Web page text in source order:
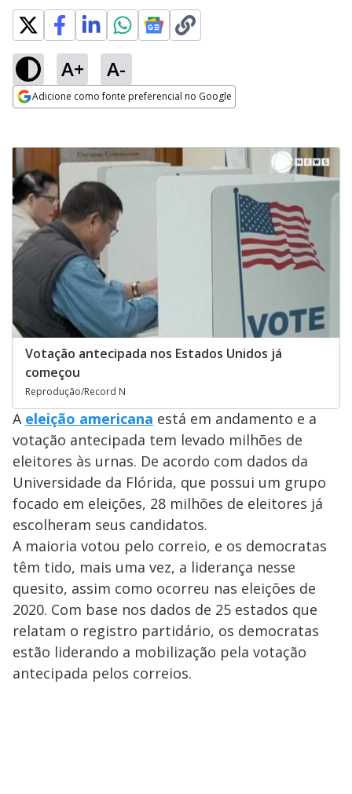
A+ A-
Adicione como fonte preferencial no Google
Votação antecipada nos Estados Unidos já
começou
Reprodução/Record N
A eleição americana está em andamento e a
votação antecipada tem levado milhões de
eleitores às urnas. De acordo com dados da
Universidade da Flórida, que possui um grupo
focado em eleições, 28 milhões de eleitores já
escolheram seus candidatos.
A maioria votou pelo correio, e os democratas
têm tido, mais uma vez, a liderança nesse
quesito, assim como ocorreu nas eleições de
2020. Com base nos dados de 25 estados que
relatam o registro partidário, os democratas
estão liderando a mobilização pela votação
antecipada pelos correios.